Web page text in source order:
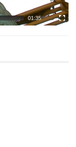
01:35